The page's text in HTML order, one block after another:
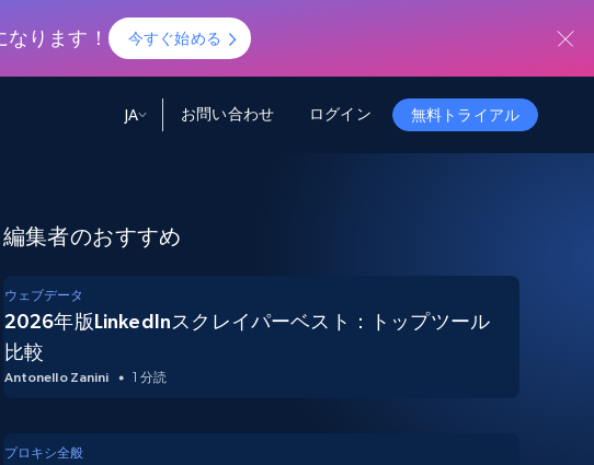
ります！ 今すぐ始める
JA
Retail Intelligence
マネージドデータサービス
Startup Program
Acquisition
$1500/mo
トラストセンター
ログイン
お問い合わせ 無料トライアル
編集者のおすすめ
ウェブデータ
2026年版LinkedInスクレイパーベスト：トップツール
比較
Antonello Zanini 1 分読
プロキシ全般